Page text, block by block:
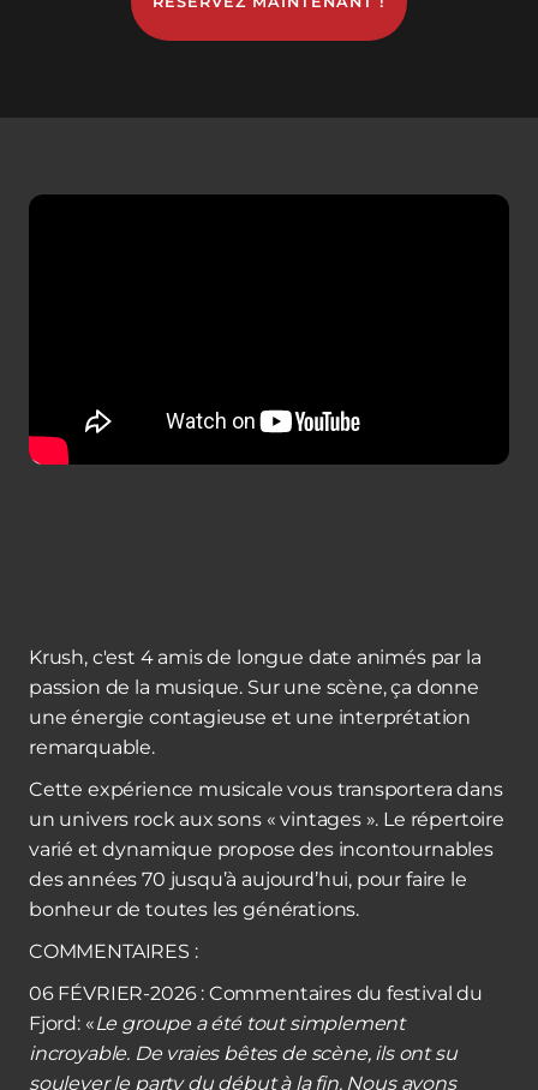
Krush, c'est 4 amis de longue date animés par la
passion de la musique. Sur une scène, ça donne
une énergie contagieuse et une interprétation
remarquable.
Cette expérience musicale vous transportera dans
un univers rock aux sons « vintages ». Le répertoire
varié et dynamique propose des incontournables
des années 70 jusqu’à aujourd’hui, pour faire le
bonheur de toutes les générations.
COMMENTAIRES :
06 FÉVRIER-2026 : Commentaires du festival du
Fjord: «Le groupe a été tout simplement
incroyable. De vraies bêtes de scène, ils ont su
soulever le party du début à la fin. Nous avons